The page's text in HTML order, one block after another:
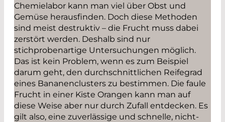
Chemielabor kann man viel über Obst und
Gemüse herausfinden. Doch diese Methoden
sind meist destruktiv – die Frucht muss dabei
zerstört werden. Deshalb sind nur
stichprobenartige Untersuchungen möglich.
Das ist kein Problem, wenn es zum Beispiel
darum geht, den durchschnittlichen Reifegrad
eines Bananenclusters zu bestimmen. Die faule
Frucht in einer Kiste Orangen kann man auf
diese Weise aber nur durch Zufall entdecken. Es
gilt also, eine zuverlässige und schnelle, nicht-